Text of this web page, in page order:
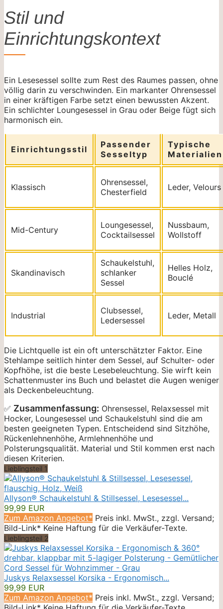
Stil und
Einrichtungskontext
Ein Lesesessel sollte zum Rest des Raumes passen, ohne
völlig darin zu verschwinden. Ein markanter Ohrensessel
in einer kräftigen Farbe setzt einen bewussten Akzent.
Ein schlichter Loungesessel in Grau oder Beige fügt sich
harmonisch ein.
Einrichtungsstil
Passender
Sesseltyp
Typische
Materialien
Klassisch
Ohrensessel,
Chesterfield
Leder, Velours
Mid-Century
Loungesessel,
Cocktailsessel
Nussbaum,
Wollstoff
Skandinavisch
Schaukelstuhl,
schlanker
Sessel
Helles Holz,
Bouclé
Industrial
Clubsessel,
Ledersessel
Leder, Metall
Die Lichtquelle ist ein oft unterschätzter Faktor. Eine
Stehlampe seitlich hinter dem Sessel, auf Schulter- oder
Kopfhöhe, ist die beste Lesebeleuchtung. Sie wirft kein
Schattenmuster ins Buch und belastet die Augen weniger
als Deckenbeleuchtung.
✅ Zusammenfassung: Ohrensessel, Relaxsessel mit
Hocker, Loungesessel und Schaukelstuhl sind die am
besten geeigneten Typen. Entscheidend sind Sitzhöhe,
Rückenlehnenhöhe, Armlehnenhöhe und
Polsterungsqualität. Material und Stil kommen erst nach
diesen Kriterien.
Lieblingsteil 1
Allyson® Schaukelstuhl & Stillsessel, Lesesessel...
99,99 EUR
Zum Amazon Angebot* Preis inkl. MwSt., zzgl. Versand;
Bild-Link* Keine Haftung für die Verkäufer-Texte.
Lieblingsteil 2
Juskys Relaxsessel Korsika - Ergonomisch...
99,99 EUR
Zum Amazon Angebot* Preis inkl. MwSt., zzgl. Versand;